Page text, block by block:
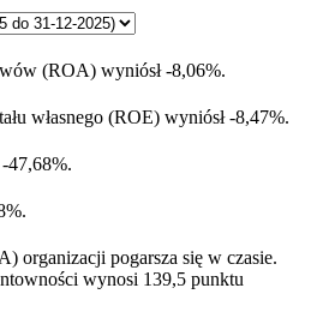
(ROA) wyniósł -8,06%.
własnego (ROE) wyniósł -8,47%.
47,68%.
organizacji pogarsza się w czasie.
wynosi 139,5 punktu